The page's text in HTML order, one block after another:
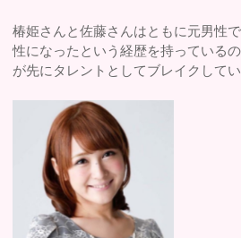
椿姫さんと佐藤さんはともに元男性
性になったという経歴を持っている
が先にタレントとしてブレイクしてい